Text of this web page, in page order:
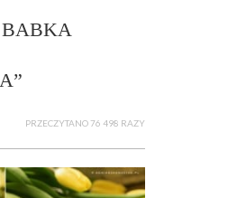
PRZECZYTANO 76 498 RAZY